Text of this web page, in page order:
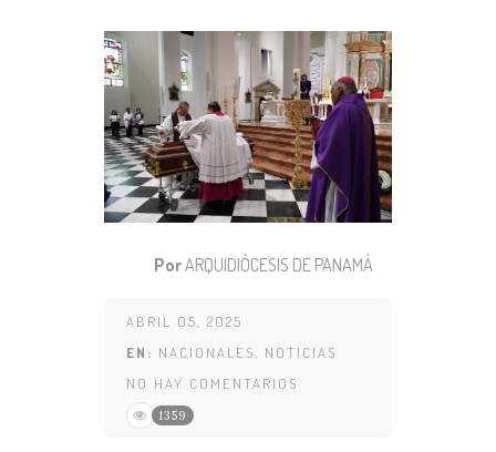
PorARQUIDIÓCESIS DE PANAMÁ
ABRIL 05, 2025
EN: NACIONALES, NOTICIAS
NO HAY COMENTARIOS
1359